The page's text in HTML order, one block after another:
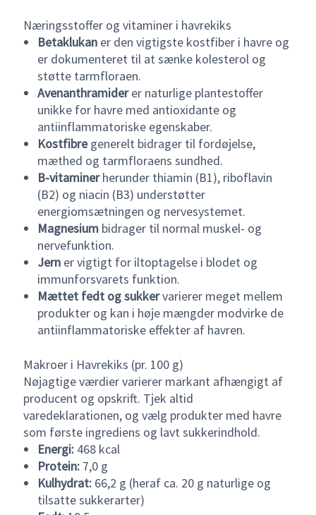
Næringsstoffer og vitaminer i havrekiks
Betaklukaner den vigtigste kostfiber i havre og
er dokumenteret til at sænke kolesterol og
støtte tarmfloraen.
Avenanthramiderer naturlige plantestoffer
unikke for havre med antioxidante og
antiinflammatoriske egenskaber.
Kostfibregenerelt bidrager til fordøjelse,
mæthed og tarmfloraens sundhed.
B-vitaminerherunder thiamin (B1), riboflavin
(B2) og niacin (B3) understøtter
energiomsætningen og nervesystemet.
Magnesiumbidrager til normal muskel- og
nervefunktion.
Jerner vigtigt for iltoptagelse i blodet og
immunforsvarets funktion.
Mættet fedt og sukkervarierer meget mellem
produkter og kan i høje mængder modvirke de
antiinflammatoriske effekter af havren.
Makroer i Havrekiks (pr. 100 g)
Nøjagtige værdier varierer markant afhængigt af
producent og opskrift. Tjek altid
varedeklarationen, og vælg produkter med havre
som første ingrediens og lavt sukkerindhold.
Energi:468 kcal
Protein:7,0 g
Kulhydrat:66,2 g (heraf ca. 20 g naturlige og
tilsatte sukkerarter)